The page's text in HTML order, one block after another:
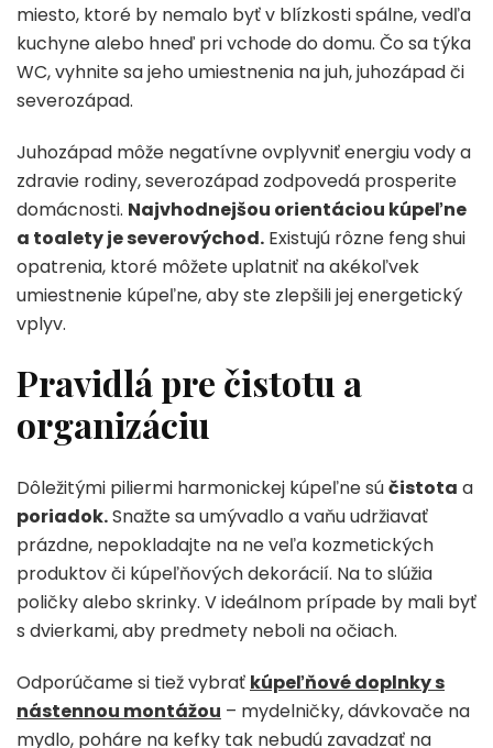
miesto, ktoré by nemalo byť v blízkosti spálne, vedľa
kuchyne alebo hneď pri vchode do domu. Čo sa týka
WC, vyhnite sa jeho umiestnenia na juh, juhozápad či
severozápad.
Juhozápad môže negatívne ovplyvniť energiu vody a
zdravie rodiny, severozápad zodpovedá prosperite
domácnosti. Najvhodnejšou orientáciou kúpeľne
a toalety je severovýchod. Existujú rôzne feng shui
opatrenia, ktoré môžete uplatniť na akékoľvek
umiestnenie kúpeľne, aby ste zlepšili jej energetický
vplyv.
Pravidlá pre čistotu a
organizáciu
Dôležitými piliermi harmonickej kúpeľne súčistota a
poriadok.Snažte sa umývadlo a vaňu udržiavať
prázdne, nepokladajte na ne veľa kozmetických
produktov či kúpeľňových dekorácií. Na to slúžia
poličky alebo skrinky. V ideálnom prípade by mali byť
s dvierkami, aby predmety neboli na očiach.
Odporúčame si tiež vybrať kúpeľňové doplnky s
nástennou montážou – mydelničky, dávkovače na
mydlo, poháre na kefky tak nebudú zavadzať na